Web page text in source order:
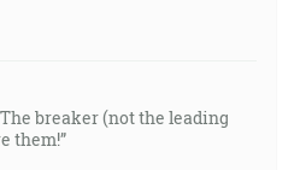
breaker (not the leading
them!”